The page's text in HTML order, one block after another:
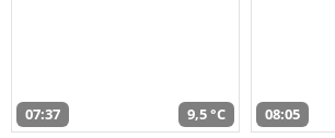
07:37 9,5 °C 08:05